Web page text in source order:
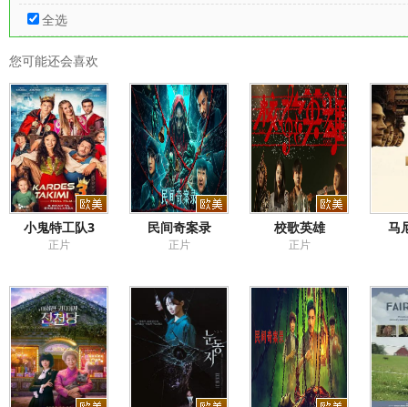
全选
您可能还会喜欢
小鬼特工队3
正片
民间奇案录
正片
校歌英雄
正片
马